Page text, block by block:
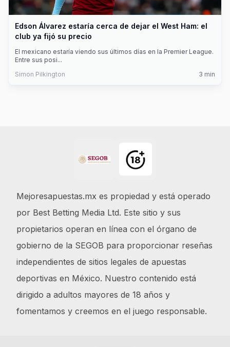
Edson Álvarez estaría cerca de dejar el West Ham: el
club ya fijó su precio
El mexicano estaría viendo sus últimos días en la Premier League.
Entre sus posi...
Simon Pilkington
3 min
Mejoresapuestas.mx es propiedad y está operado
por Best Betting Media Ltd. Este sitio y sus
propietarios operan en línea con el órgano de
gobierno de la SEGOB para proporcionar reseñas
independientes de sitios legales de apuestas
deportivas en México. Nuestro contenido está
dirigido a adultos mayores de 18 años y
fomentamos y creemos en el juego responsable.